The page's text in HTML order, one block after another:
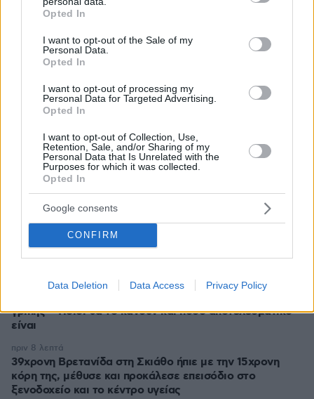
grant or deny consent to Google and its third-party tags to
use your data for below specified purposes in below Google
consent section.
Opted In
I want to opt-out of the Sale of my
Personal Data.
Opted In
I want to opt-out of processing my
Personal Data for Targeted Advertising.
Opted In
I want to opt-out of Collection, Use,
Retention, Sale, and/or Sharing of my
Personal Data that Is Unrelated with the
Purposes for which it was collected.
Opted In
Google consents
CONFIRM
Data Deletion Data Access Privacy Policy
Απομένουν 2500χαρακτήρες
* Υποχρεωτικά πεδία
ΡΟΗ ΕΙΔΗΣΕΩΝ
Ειδήσεις Δημοφιλή
γρίπης – Ποιοι θα το κάνουν και πόσο αποτελεσματικό
είναι
πριν 6 λεπτά
39χρονη Βρετανίδα στη Σκιάθο ήπιε με την 15χρονη
κόρη της, μέθυσε και προκάλεσε επεισόδιο στο
ξενοδοχείο και το κέντρο υγείας
πριν 8 λεπτά